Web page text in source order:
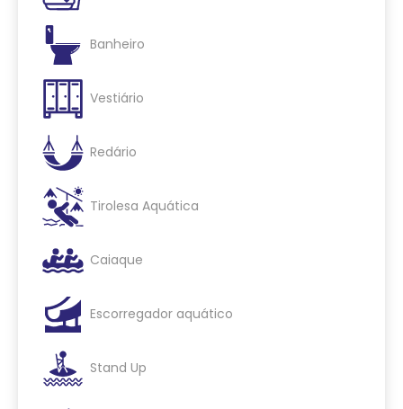
Banheiro
Vestiário
Redário
Tirolesa Aquática
Caiaque
Escorregador aquático
Stand Up